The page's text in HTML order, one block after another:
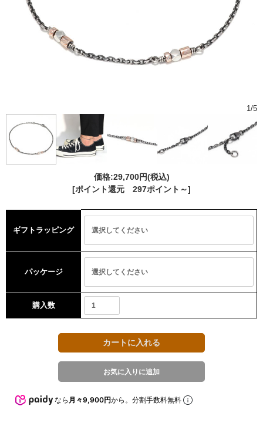
1/5
価格:29,700円(税込)
[ポイント還元 297ポイント～]
ギフトラッピング
パッケージ
購入数
なら 月々9,900円から。分割手数料無料